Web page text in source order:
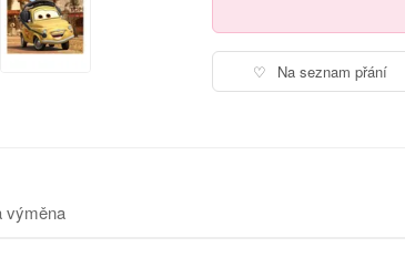
♡ Na seznam přání
výměna